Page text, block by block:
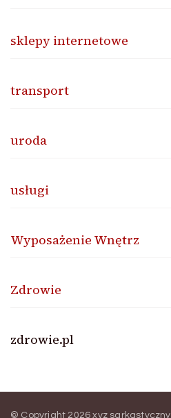
sklepy internetowe
transport
uroda
usługi
Wyposażenie Wnętrz
Zdrowie
zdrowie.pl
© Copyright 2026xyz sarkastyczny